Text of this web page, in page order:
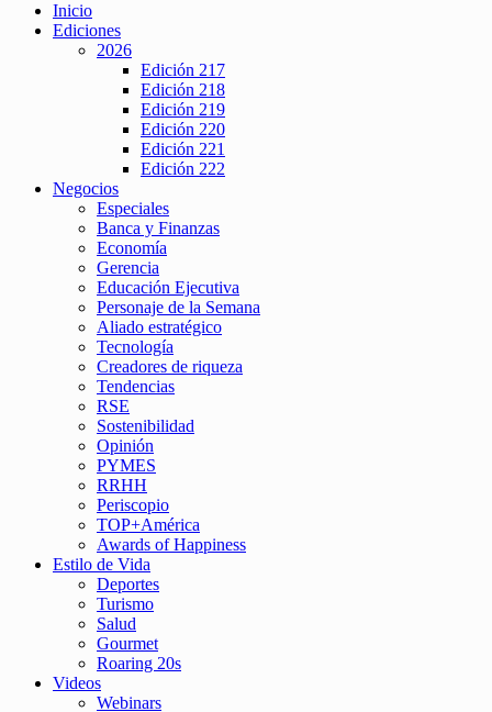
Inicio
Ediciones
2026
Edición 217
Edición 218
Edición 219
Edición 220
Edición 221
Edición 222
Negocios
Especiales
Banca y Finanzas
Economía
Gerencia
Educación Ejecutiva
Personaje de la Semana
Aliado estratégico
Tecnología
Creadores de riqueza
Tendencias
RSE
Sostenibilidad
Opinión
PYMES
RRHH
Periscopio
TOP+América
Awards of Happiness
Estilo de Vida
Deportes
Turismo
Salud
Gourmet
Roaring 20s
Videos
Webinars